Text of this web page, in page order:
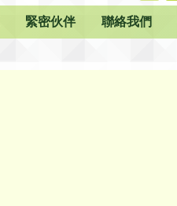
緊密伙伴 聯絡我們